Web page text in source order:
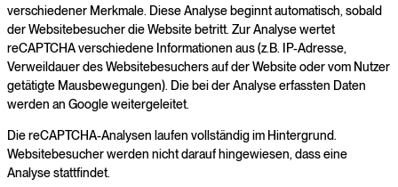
verschiedener Merkmale. Diese Analyse beginnt automatisch, sobald
der Websitebesucher die Website betritt. Zur Analyse wertet
reCAPTCHA verschiedene Informationen aus (z.B. IP-Adresse,
Verweildauer des Websitebesuchers auf der Website oder vom Nutzer
getätigte Mausbewegungen). Die bei der Analyse erfassten Daten
werden an Google weitergeleitet.
Die reCAPTCHA-Analysen laufen vollständig im Hintergrund.
Websitebesucher werden nicht darauf hingewiesen, dass eine
Analyse stattfindet.